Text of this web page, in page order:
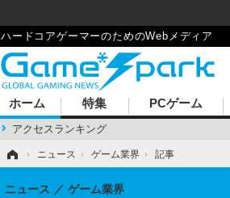
ハードコアゲーマーのためのWebメディア
ホーム
アクセスランキング
特集 PCゲーム
› ニュース › ゲーム業界 › 記事
ニュース ゲーム業界